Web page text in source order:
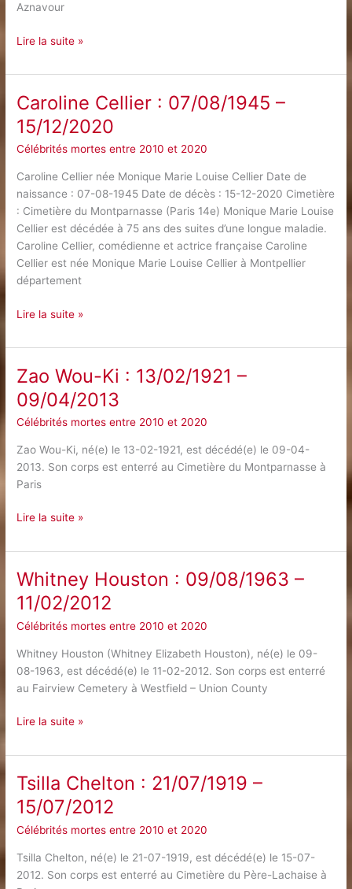
Aznavour
Charles
:
–
01/10/2018
Lire la suite »
Caroline Cellier : 07/08/1945 –
15/12/2020
Célébrités mortes entre 2010 et 2020
Caroline Cellier née Monique Marie Louise Cellier Date de
naissance : 07-08-1945 Date de décès : 15-12-2020 Cimetière
: Cimetière du Montparnasse (Paris 14e) Monique Marie Louise
Cellier est décédée à 75 ans des suites d’une longue maladie.
Caroline Cellier, comédienne et actrice française Caroline
Cellier est née Monique Marie Louise Cellier à Montpellier
département
Caroline
:
–
15/12/2020
Lire la suite »
Zao Wou-Ki : 13/02/1921 –
09/04/2013
Célébrités mortes entre 2010 et 2020
Zao Wou-Ki, né(e) le 13-02-1921, est décédé(e) le 09-04-
2013. Son corps est enterré au Cimetière du Montparnasse à
Paris
Zao
Ki
:
13/02/1921
–
09/04/2013
Lire la suite »
Whitney Houston : 09/08/1963 –
11/02/2012
Célébrités mortes entre 2010 et 2020
Whitney Houston (Whitney Elizabeth Houston), né(e) le 09-
08-1963, est décédé(e) le 11-02-2012. Son corps est enterré
au Fairview Cemetery à Westfield – Union County
Whitney
:
09/08/1963
–
11/02/2012
Lire la suite »
Tsilla Chelton : 21/07/1919 –
15/07/2012
Célébrités mortes entre 2010 et 2020
Tsilla Chelton, né(e) le 21-07-1919, est décédé(e) le 15-07-
2012. Son corps est enterré au Cimetière du Père-Lachaise à